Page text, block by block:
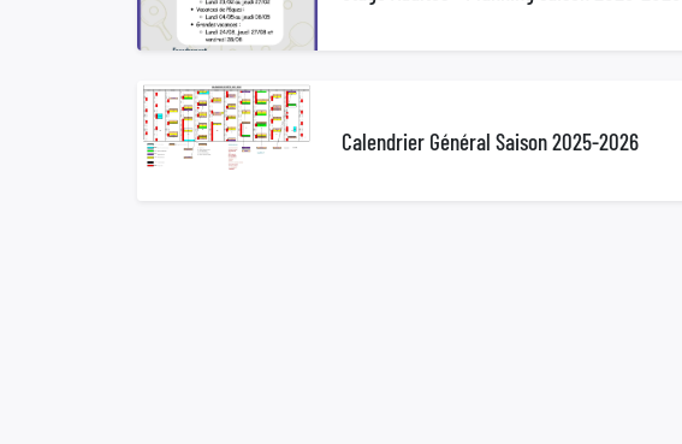
Calendrier Général Saison 2025-2026